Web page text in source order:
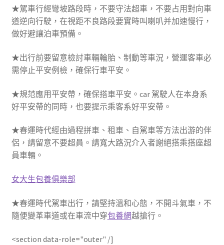
★駕車行經彎坡路段時，不要守法超車，不要占用對向車
道逆向行駛，在視距不良路段要實時叫喇叭并加速慢行，
做好避讓泊車預備。
★出行前要留意檢討車輛輪胎、制動等車況，營運客車必
需停止平安例檢，確保行車平安。
★規范應用平安帶，確保搭車平安。car 駕駛人在本身系
好平安帶的同時，也要提示乘客系好平安帶。
★春運時代經由過程拼車、租車、自駕車等方法出游的伴
侶，請留意不要超員。請寬大路況介入者謝絕搭乘搭座超
員車輛。
女大生包養俱樂部
★春運時代駕車出行，請堅持溫和心態，不開斗氣車，不
隨便變革車道或在車流中穿包養網越搶行。
<section data-role="outer" /]